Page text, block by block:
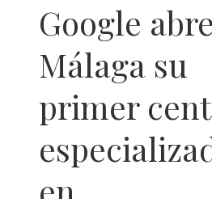
Google
Málaga su
primer